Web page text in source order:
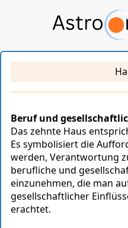
Beruf und
Das zehnte Haus
Es symbolisiert die
werden, Verantwortung
berufliche und
einzunehmen, die man
gesellschaftlicher
erachtet.